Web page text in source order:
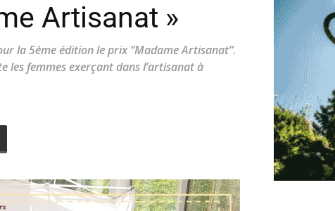
toute
Artisanat »
la 5ème édition le prix “Madame Artisanat”.
les femmes exerçant dans l’artisanat à